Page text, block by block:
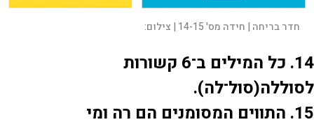
חדר בריחה | חידה מס' 14-15 | צילום:
14. כל המילים ב־6 קשורות
לסוללה(סול־לה).
15. התווים המסומנים הם רה ומי